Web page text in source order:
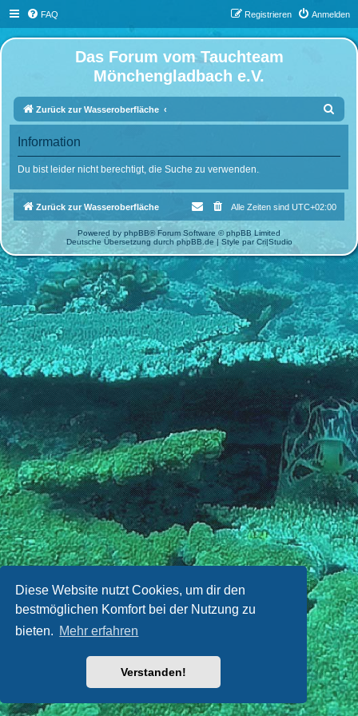
Diese Website nutzt Cookies, um dir den
bestmöglichen Komfort bei der Nutzung zu
bieten. Mehr erfahren
Verstanden!
FAQ Anmelden
Registrieren
Das Forum vom Tauchteam
Mönchengladbach e.V.
Zurück zur Wasseroberfläche
u
Information
Du bist leider nicht berechtigt, die Suche zu verwenden.
Zurück zur Wasseroberfläche Alle Zeiten sind UTC+02:00
Powered by phpBB® Forum Software © phpBB Limited
Deutsche Übersetzung durch phpBB.de | Style par Cri|Studio